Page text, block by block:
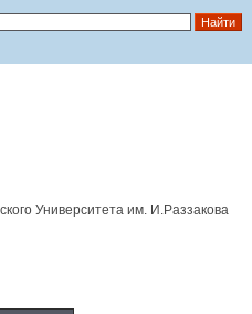
Университета им. И.Раззакова